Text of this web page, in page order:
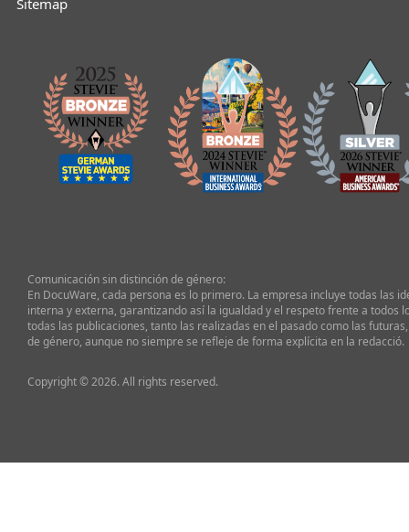
Comunicación sin distinción de género:
En DocuWare, cada persona es lo primero. La empresa incluye todas las
interna y externa, garantizando así la igualdad y el respeto frente a todos
todas las publicaciones, tanto las realizadas en el pasado como las
de género, aunque no siempre se refleje de forma explícita en la redacció.
Copyright © 2026. All rights reserved.